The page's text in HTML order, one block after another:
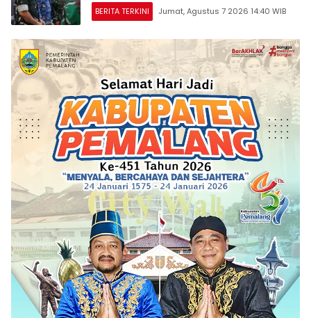
BERITA TERKINI Jumat, Agustus 7 2026 14:40 WIB